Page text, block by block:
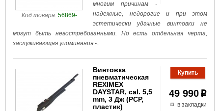
Код товара:56869-
многим причинам -
надежные, недорогие и при этом
эстетически удачные винтовки не
могут быть невостребованными. Но есть отдельная черта,
заслуживающая упоминания -..
49 990 p
в закладки
Винтовка
пневматическая
REXIMEX
DAYSTAR, cal. 5,5
mm, 3 Дж (РСР,
пластик)